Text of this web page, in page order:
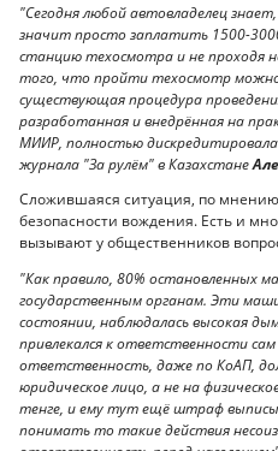
"Сегодня любой автовладелец
значит просто заплатить 1500-
станцию техосмотра и не проходя
того, что пройти техосмотр
существующая процедура
разработанная и внедрённая на
МИИР, полностью дискредитировала
журнала "За рулём" в Казахстане
Сложившаяся ситуация, по мнению
безопасности вождения. Есть и
вызывают у общественников
"Как правило, 80% остановленных
государственным органам. Эти
состоянии, наблюдалась высокая
привлекался к ответственности
ответственность, даже по КоАП,
юридическое лицо, а не на
тенге, и ему тут ещё штраф
понимать то такие действия